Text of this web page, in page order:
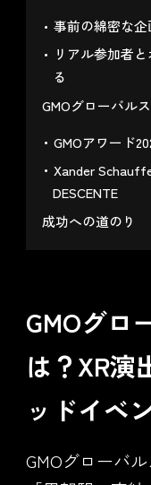
事前の綿密な
リアル参加者
る
GMOグローバル
GMOアワード
Xander
DESCENTE
成功への道のり
GMOグロ
は？XR演
ッドイベ
GMOグローバ